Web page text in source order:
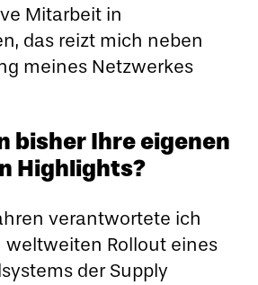
Mitarbeit in
das reizt mich neben
meines Netzwerkes
bisher Ihre eigenen
Highlights?
verantwortete ich
weltweiten Rollout eines
der Supply